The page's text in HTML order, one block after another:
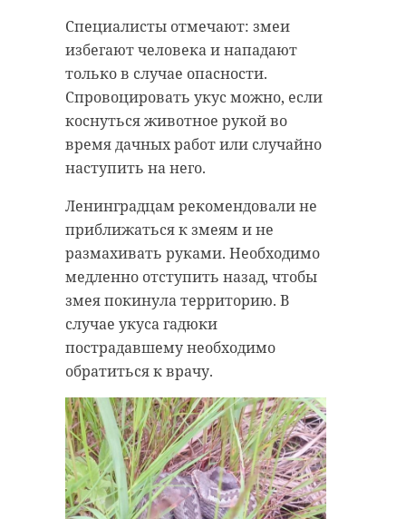
Специалисты отмечают: змеи
избегают человека и нападают
только в случае опасности.
Спровоцировать укус можно, если
коснуться животное рукой во
время дачных работ или случайно
наступить на него.
Ленинградцам рекомендовали не
приближаться к змеям и не
размахивать руками. Необходимо
медленно отступить назад, чтобы
змея покинула территорию. В
случае укуса гадюки
пострадавшему необходимо
обратиться к врачу.
Кроме того, после начала
специальной военной операции
попытки воздействия извне в
коммуникационной среде стали
рельефнее. Сложившаяся
ситуация требует от журналистов
«Можно не сомневаться - верные
решения будут определены и
последовательно реализованы», -
резюмировал Сергей Перминов.
сергей перминов
форум сми журналистика
Поделиться статьей:
размере». Недавно петербуржец
предстал перед судом. Его
признали виновным в
совершении преступления.
Суд назначил мужчине наказание
в виде двух лет лишения свободы.
в исправительной колонии
общего режима. Он также
заплатит штраф в размере 300
тысяч рублей.
северная самарка